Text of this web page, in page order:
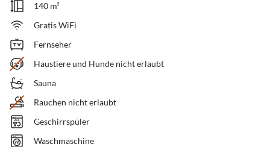
140 m²
Gratis WiFi
Fernseher
Haustiere und Hunde nicht erlaubt
Sauna
Rauchen nicht erlaubt
Geschirrspüler
Waschmaschine